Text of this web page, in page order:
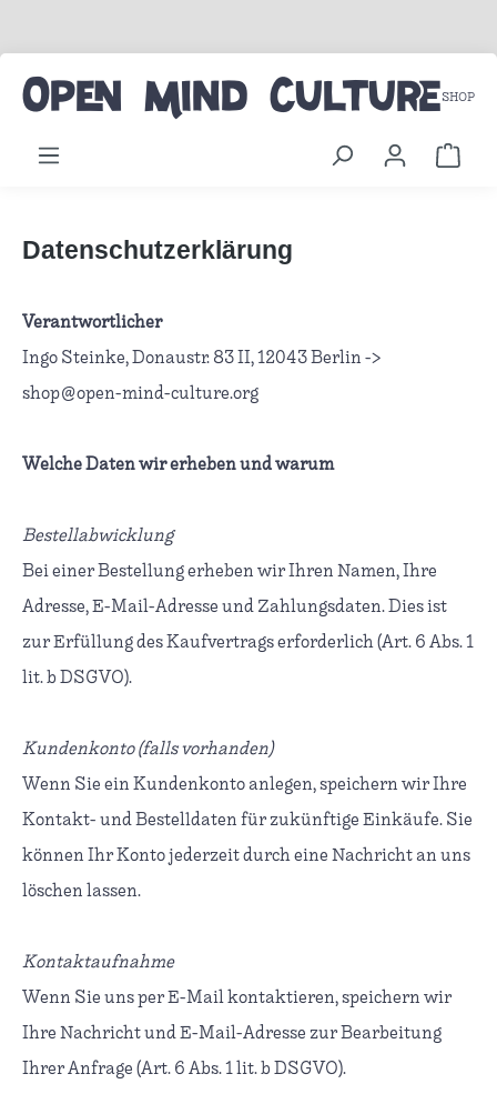
Open Mind CultureSHOP
Datenschutzerklärung
Verantwortlicher
Ingo Steinke, Donaustr. 83 II, 12043 Berlin ->
shop@open-mind-culture.org
Welche Daten wir erheben und warum
Bestellabwicklung
Bei einer Bestellung erheben wir Ihren Namen, Ihre
Adresse, E-Mail-Adresse und Zahlungsdaten. Dies ist
zur Erfüllung des Kaufvertrags erforderlich (Art. 6 Abs. 1
lit. b DSGVO).
Kundenkonto (falls vorhanden)
Wenn Sie ein Kundenkonto anlegen, speichern wir Ihre
Kontakt- und Bestelldaten für zukünftige Einkäufe. Sie
können Ihr Konto jederzeit durch eine Nachricht an uns
löschen lassen.
Kontaktaufnahme
Wenn Sie uns per E-Mail kontaktieren, speichern wir
Ihre Nachricht und E-Mail-Adresse zur Bearbeitung
Ihrer Anfrage (Art. 6 Abs. 1 lit. b DSGVO).